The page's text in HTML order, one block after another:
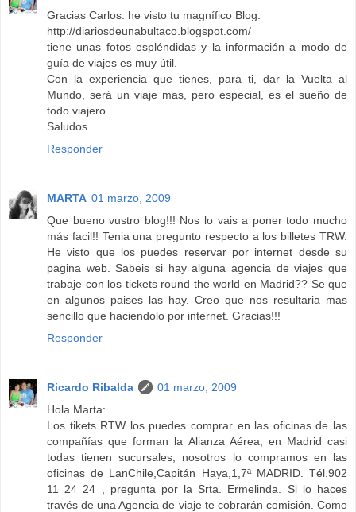
Gracias Carlos. he visto tu magnífico Blog:
http://diariosdeunabultaco.blogspot.com/
tiene unas fotos espléndidas y la información a modo de
guía de viajes es muy útil.
Con la experiencia que tienes, para ti, dar la Vuelta al
Mundo, será un viaje mas, pero especial, es el sueño de
todo viajero.
Saludos
Responder
MARTA 01 marzo, 2009
Que bueno vustro blog!!! Nos lo vais a poner todo mucho
más facil!! Tenia una pregunto respecto a los billetes TRW.
He visto que los puedes reservar por internet desde su
pagina web. Sabeis si hay alguna agencia de viajes que
trabaje con los tickets round the world en Madrid?? Se que
en algunos paises las hay. Creo que nos resultaria mas
sencillo que haciendolo por internet. Gracias!!!
Responder
Ricardo Ribalda
01 marzo, 2009
Hola Marta:
Los tikets RTW los puedes comprar en las oficinas de las
compañías que forman la Alianza Aérea, en Madrid casi
todas tienen sucursales, nosotros lo compramos en las
oficinas de LanChile,Capitán Haya,1,7ª MADRID. Tél.902
11 24 24 , pregunta por la Srta. Ermelinda. Si lo haces
través de una Agencia de viaje te cobrarán comisión. Como